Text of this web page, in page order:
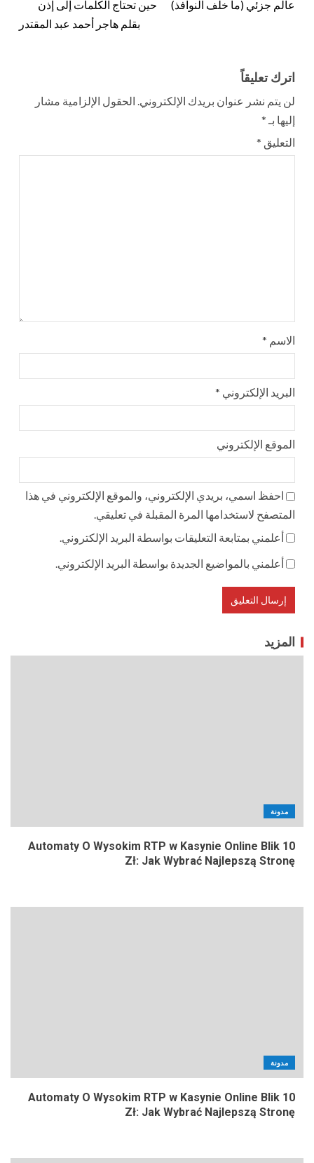
عالم جزئي (ما خلف النوافذ)
حين تحتاج الكلمات إلى إذن
بقلم هاجر أحمد عبد المقتدر
اترك تعليقاً
لن يتم نشر عنوان بريدك الإلكتروني. الحقول الإلزامية مشار
إليها بـ *
التعليق *
الاسم *
البريد الإلكتروني *
الموقع الإلكتروني
احفظ اسمي، بريدي الإلكتروني، والموقع الإلكتروني في هذا
المتصفح لاستخدامها المرة المقبلة في تعليقي.
أعلمني بمتابعة التعليقات بواسطة البريد الإلكتروني.
أعلمني بالمواضيع الجديدة بواسطة البريد الإلكتروني.
المزيد
مدونة
Automaty O Wysokim RTP w Kasynie Online Blik 10
Zł: Jak Wybrać Najlepszą Stronę
مدونة
Automaty O Wysokim RTP w Kasynie Online Blik 10
Zł: Jak Wybrać Najlepszą Stronę